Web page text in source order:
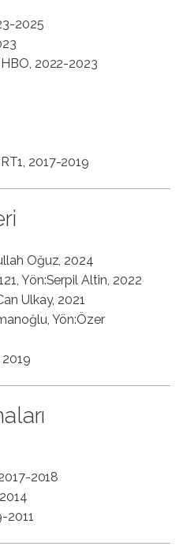
2025
2022-2023
2017-2019
Oğuz, 2024
Yön:Serpil Altin, 2022
Ulkay, 2021
Yön:Özer
2019
2018
2011